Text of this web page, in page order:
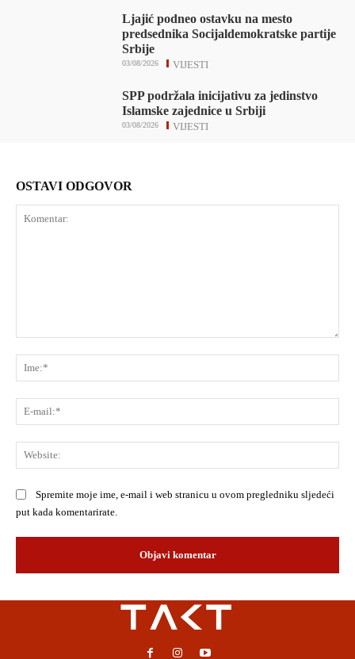
Ljajić podneo ostavku na mesto
predsednika Socijaldemokratske partije
Srbije
VIJESTI
03/08/2026
SPP podržala inicijativu za jedinstvo
Islamske zajednice u Srbiji
VIJESTI
03/08/2026
OSTAVI ODGOVOR
Spremite moje ime, e-mail i web stranicu u ovom pregledniku sljedeći
put kada komentarirate.